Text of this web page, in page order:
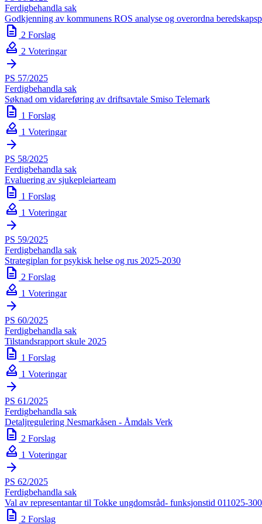
Ferdigbehandla sak
Godkjenning av kommunens ROS analyse og overordna
description 2 Forslag
how_to_vote 2 Voteringar
arrow_forward
PS 57/2025
Ferdigbehandla sak
Søknad om vidareføring av driftsavtale Smiso Telemark
description 1 Forslag
how_to_vote 1 Voteringar
arrow_forward
PS 58/2025
Ferdigbehandla sak
Evaluering av sjukepleiarteam
description 1 Forslag
how_to_vote 1 Voteringar
arrow_forward
PS 59/2025
Ferdigbehandla sak
Strategiplan for psykisk helse og rus 2025-2030
description 2 Forslag
how_to_vote 1 Voteringar
arrow_forward
PS 60/2025
Ferdigbehandla sak
Tilstandsrapport skule 2025
description 1 Forslag
how_to_vote 1 Voteringar
arrow_forward
PS 61/2025
Ferdigbehandla sak
Detaljregulering Nesmarkåsen - Åmdals Verk
description 2 Forslag
how_to_vote 1 Voteringar
arrow_forward
PS 62/2025
Ferdigbehandla sak
Val av representantar til Tokke ungdomsråd- funksjonstid 011025-
description 2 Forslag